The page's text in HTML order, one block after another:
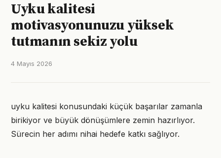
Uyku kalitesi
motivasyonunuzu yüksek
tutmanın sekiz yolu
4 Mayıs 2026
uyku kalitesi konusundaki küçük başarılar zamanla
birikiyor ve büyük dönüşümlere zemin hazırlıyor.
Sürecin her adımı nihai hedefe katkı sağlıyor.